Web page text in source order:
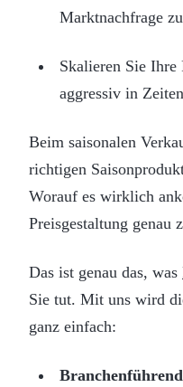
Marktnachfrage
Skalieren Sie Ihre
aggressiv in
Beim saisonalen
richtigen
Worauf es wirklich
Preisgestaltung genau
Das ist genau das, was
Sie tut. Mit uns wird
ganz einfach: